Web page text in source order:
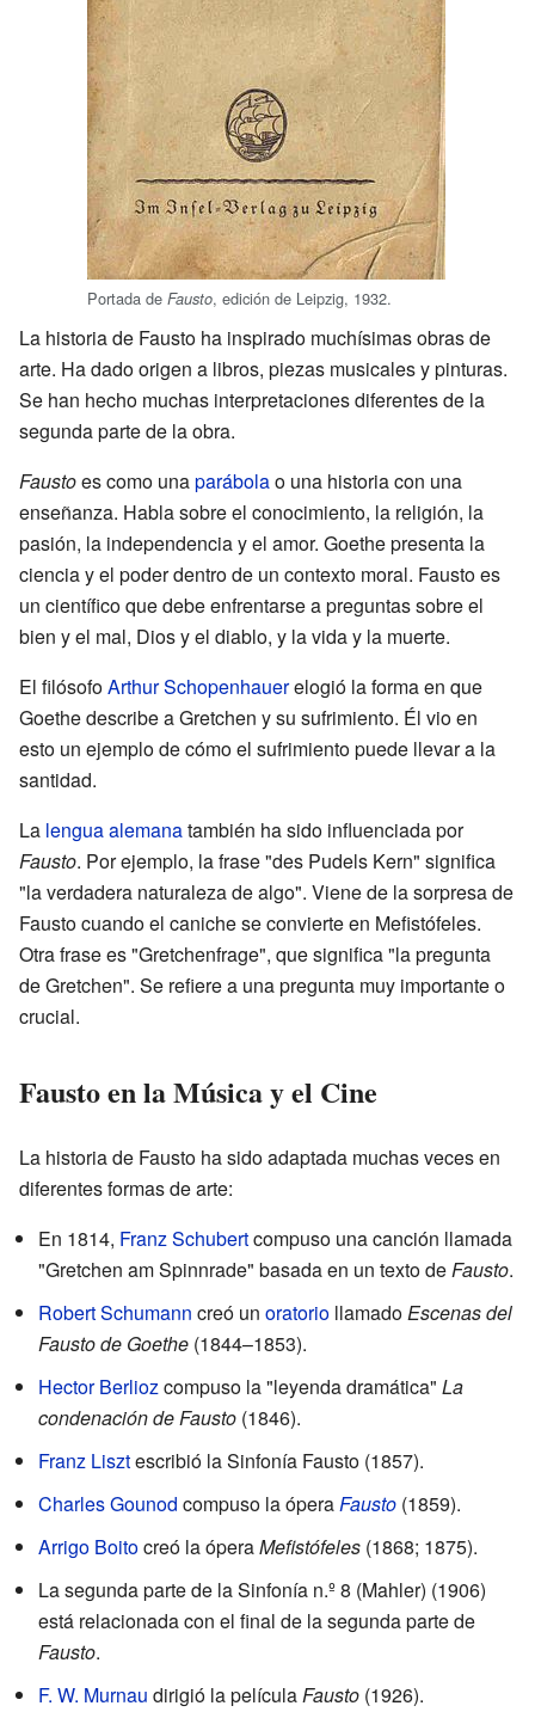
Portada de Fausto, edición de Leipzig, 1932.
La historia de Fausto ha inspirado muchísimas obras de
arte. Ha dado origen a libros, piezas musicales y pinturas.
Se han hecho muchas interpretaciones diferentes de la
segunda parte de la obra.
Faustoes como unaparábolao una historia con una
enseñanza. Habla sobre el conocimiento, la religión, la
pasión, la independencia y el amor. Goethe presenta la
ciencia y el poder dentro de un contexto moral. Fausto es
un científico que debe enfrentarse a preguntas sobre el
bien y el mal, Dios y el diablo, y la vida y la muerte.
El filósofoArthur Schopenhauerelogió la forma en que
Goethe describe a Gretchen y su sufrimiento. Él vio en
esto un ejemplo de cómo el sufrimiento puede llevar a la
santidad.
La lengua alemanatambién ha sido influenciada por
Fausto. Por ejemplo, la frase "des Pudels Kern" significa
"la verdadera naturaleza de algo". Viene de la sorpresa de
Fausto cuando el caniche se convierte en Mefistófeles.
Otra frase es "Gretchenfrage", que significa "la pregunta
de Gretchen". Se refiere a una pregunta muy importante o
crucial.
Fausto en la Música y el Cine
La historia de Fausto ha sido adaptada muchas veces en
diferentes formas de arte:
En 1814, Franz Schubertcompuso una canción llamada
"Gretchen am Spinnrade" basada en un texto deFausto.
Robert Schumann creó un oratorio llamadoEscenas del
Fausto de Goethe (1844–1853).
Hector Berliozcompuso la "leyenda dramática" La
condenación de Fausto (1846).
Franz Lisztescribió la Sinfonía Fausto (1857).
Charles Gounod compuso la óperaFausto (1859).
Arrigo Boitocreó la óperaMefistófeles (1868; 1875).
La segunda parte de la Sinfonía n.º 8 (Mahler) (1906)
está relacionada con el final de la segunda parte de
Fausto.
F. W. Murnau dirigió la películaFausto (1926).